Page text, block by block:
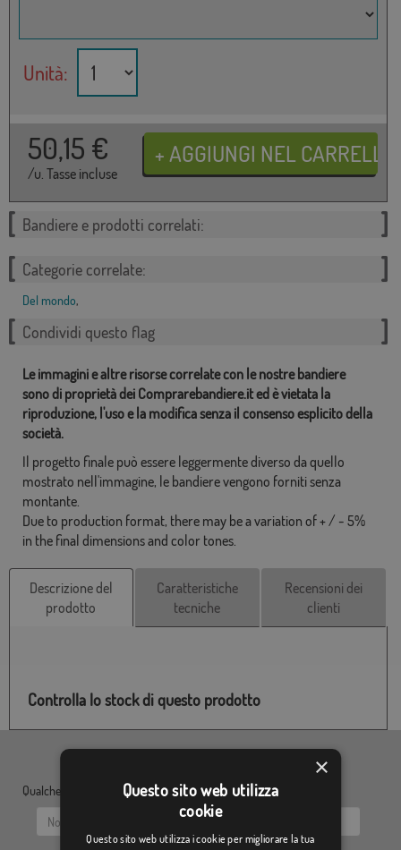
Unità:
50,15 €
/u. Tasse incluse
Bandiere e prodotti correlati:
Categorie correlate:
Del mondo,
Condividi questo flag
Le immagini e altre risorse correlate con le nostre bandiere
sono di proprietà dei Comprarebandiere.it ed è vietata la
riproduzione, l'uso e la modifica senza il consenso esplicito della
società.
Il progetto finale può essere leggermente diverso da quello
mostrato nell'immagine, le bandiere vengono forniti senza
montante.
Due to production format, there may be a variation of + / - 5%
in the final dimensions and color tones.
Descrizione del
prodotto
Caratteristiche
tecniche
Recensioni dei
clienti
Controlla lo stock di questo prodotto
Qualche dubbio? Inviaci le tue domande:
×
Questo sito web utilizza
cookie
Questo sito web utilizza i cookie per migliorare la tua